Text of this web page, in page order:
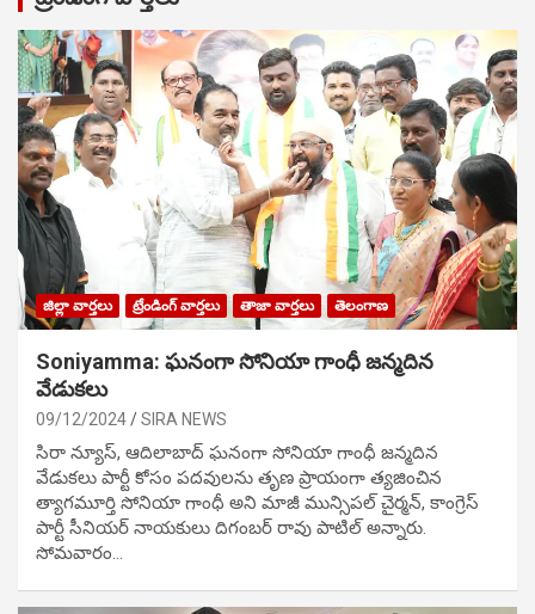
జిల్లా వార్తలు ట్రేండింగ్ వార్తలు తాజా వార్తలు తెలంగాణ
Soniyamma: ఘ‌నంగా సోనియా గాంధీ జ‌న్మ‌దిన
వేడుక‌లు
09/12/2024 SIRA NEWS
సిరా న్యూస్, ఆదిలాబాద్ ఘ‌నంగా సోనియా గాంధీ జ‌న్మ‌దిన
వేడుక‌లు పార్టీ కోసం ప‌ద‌వుల‌ను తృణ ప్రాయంగా త్య‌జించిన
త్యాగమూర్తి సోనియా గాంధీ అని మాజీ మున్సిప‌ల్ చైర్మ‌న్, కాంగ్రెస్
పార్టీ సీనియ‌ర్ నాయ‌కులు దిగంబ‌ర్ రావు పాటిల్ అన్నారు.
సోమవారం…